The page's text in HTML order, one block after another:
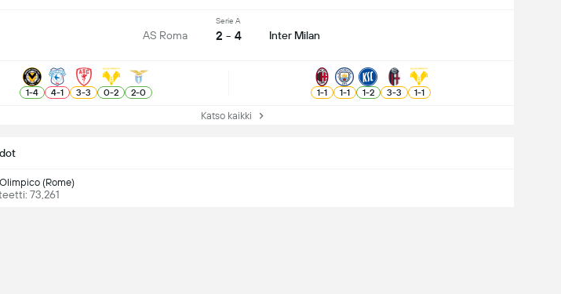
(Rome)
73,261
AS Roma
Serie A
2 - 4 Inter Milan
1-4 4-1 3-3 0-2 2-0 1-1 1-1 1-2 3-3 1-1
Katso kaikki